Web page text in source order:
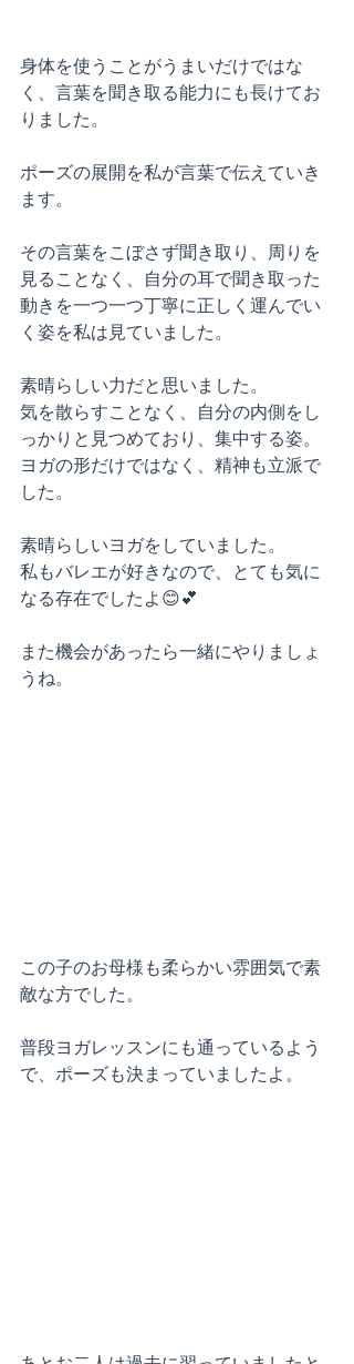
身体を使うことがうまいだけではな
く、言葉を聞き取る能力にも長けてお
りました。
ポーズの展開を私が言葉で伝えていき
ます。
その言葉をこぼさず聞き取り、周りを
見ることなく、自分の耳で聞き取った
動きを一つ一つ丁寧に正しく運んでい
く姿を私は見ていました。
素晴らしい力だと思いました。
気を散らすことなく、自分の内側をし
っかりと見つめており、集中する姿。
ヨガの形だけではなく、精神も立派で
した。
素晴らしいヨガをしていました。
私もバレエが好きなので、とても気に
なる存在でしたよ😊💕
また機会があったら一緒にやりましょ
うね。
この子のお母様も柔らかい雰囲気で素
敵な方でした。
普段ヨガレッスンにも通っているよう
で、ポーズも決まっていましたよ。